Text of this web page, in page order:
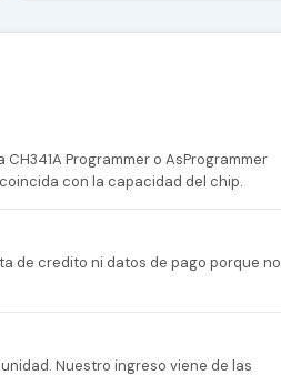
Programmer o AsProgrammer
con la capacidad del chip.
de credito ni datos de pago porque no
Nuestro ingreso viene de las